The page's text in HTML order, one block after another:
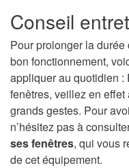
Conseil
Pour prolonger la
bon fonctionnement,
appliquer au quotidien :
fenêtres, veillez en
grands gestes. Pour
n’hésitez pas à
ses fenêtres, qui vous
de cet équipement.